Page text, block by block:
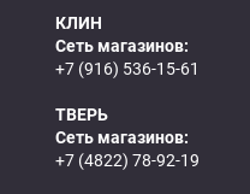
КЛИН
Сеть магазинов:
+7 (916) 536-15-61
ТВЕРЬ
Сеть магазинов:
+7 (4822) 78-92-19